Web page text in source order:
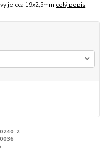
je cca 19x2,5mm celý popis
2